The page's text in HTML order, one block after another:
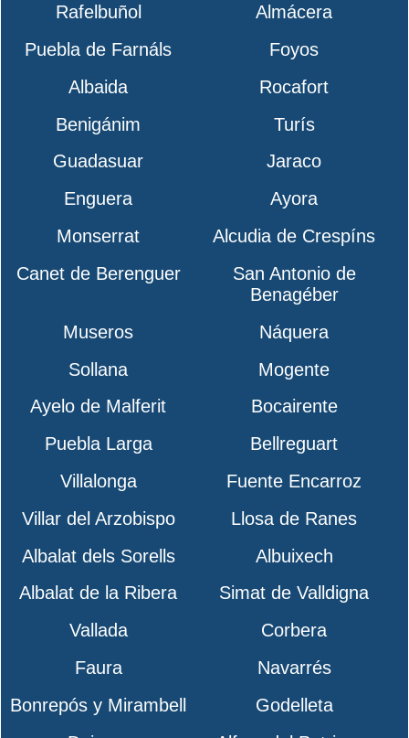
Rafelbuñol
Almácera
Puebla de Farnáls
Foyos
Albaida
Rocafort
Benigánim
Turís
Guadasuar
Jaraco
Enguera
Ayora
Monserrat
Alcudia de Crespíns
Canet de Berenguer
San Antonio de
Benagéber
Museros
Náquera
Sollana
Mogente
Ayelo de Malferit
Bocairente
Puebla Larga
Bellreguart
Villalonga
Fuente Encarroz
Villar del Arzobispo
Llosa de Ranes
Albalat dels Sorells
Albuixech
Albalat de la Ribera
Simat de Valldigna
Vallada
Corbera
Faura
Navarrés
Bonrepós y Mirambell
Godelleta